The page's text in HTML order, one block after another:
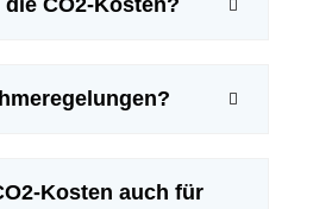
CO2-Kosten?
Kosten auch für